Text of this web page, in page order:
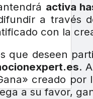
activa
a través
con la
que deseen
.
creado
a su favor,